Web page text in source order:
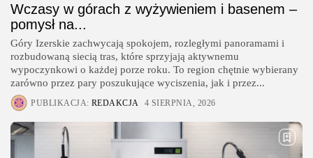
Wczasy w górach z wyżywieniem i basenem –
pomysł na...
Góry Izerskie zachwycają spokojem, rozległymi panoramami i
rozbudowaną siecią tras, które sprzyjają aktywnemu
wypoczynkowi o każdej porze roku. To region chętnie wybierany
zarówno przez pary poszukujące wyciszenia, jak i przez...
PUBLIKACJA: REDAKCJA 4 SIERPNIA, 2026